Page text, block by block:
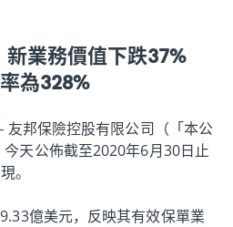
業務價值下跌37%
為328%
邦保險控股有限公司（「本公
天公佈截至2020年6月30日止
。
億美元，反映其有效保單業